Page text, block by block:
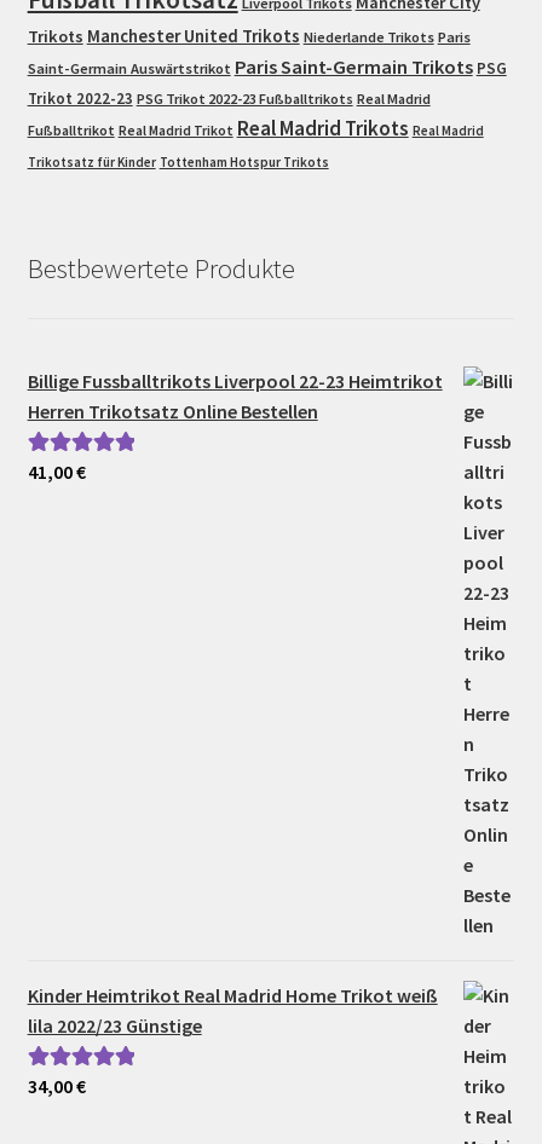
Trikots Manchester United Trikots Niederlande Trikots Paris
Saint-Germain Auswärtstrikot Paris Saint-Germain Trikots PSG
Trikot 2022-23 PSG Trikot 2022-23 Fußballtrikots Real Madrid
Fußballtrikot Real Madrid Trikot Real Madrid Trikots Real Madrid
Trikotsatz für Kinder Tottenham Hotspur Trikots
Bestbewertete Produkte
Billige Fussballtrikots Liverpool 22-23 Heimtrikot
Herren Trikotsatz Online Bestellen
Bewertet mit
41,00€
Kinder Heimtrikot Real Madrid Home Trikot weiß
lila 2022/23 Günstige
Bewertet mit
34,00€